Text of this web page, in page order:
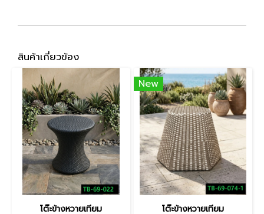
สินค้าเกี่ยวข้อง
โต๊ะข้างหวายเทียม
New
โต๊ะข้างหวายเทียม